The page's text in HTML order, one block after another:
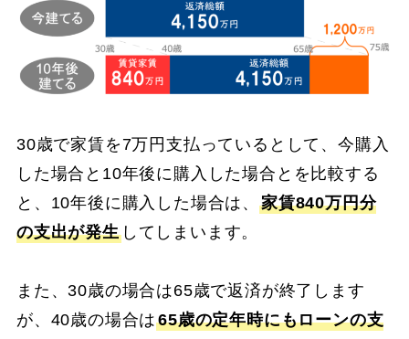
30歳で家賃を7万円支払っているとして、今購入
した場合と10年後に購入した場合とを比較する
と、10年後に購入した場合は、家賃840万円分
の支出が発生してしまいます。
また、30歳の場合は65歳で返済が終了します
が、40歳の場合は65歳の定年時にもローンの支